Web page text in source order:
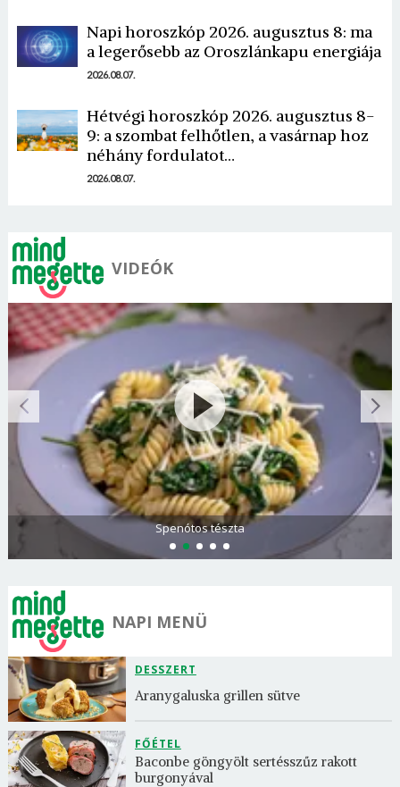
Napi horoszkóp 2026. augusztus 8: ma
a legerősebb az Oroszlánkapu energiája
2026.08.07.
Hétvégi horoszkóp 2026. augusztus 8-
9: a szombat felhőtlen, a vasárnap hoz
néhány fordulatot…
2026.08.07.
VIDEÓK
Olasz és görög paradicsomsaláta
NAPI MENÜ
DESSZERT
Aranygaluska grillen sütve
FŐÉTEL
Baconbe göngyölt sertésszűz rakott
burgonyával